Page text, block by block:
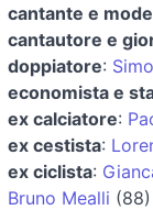
cantante e
cantautore e
doppiatore:
economista e
ex calciatore:
ex cestista:
ex ciclista:
Bruno Mealli (88)